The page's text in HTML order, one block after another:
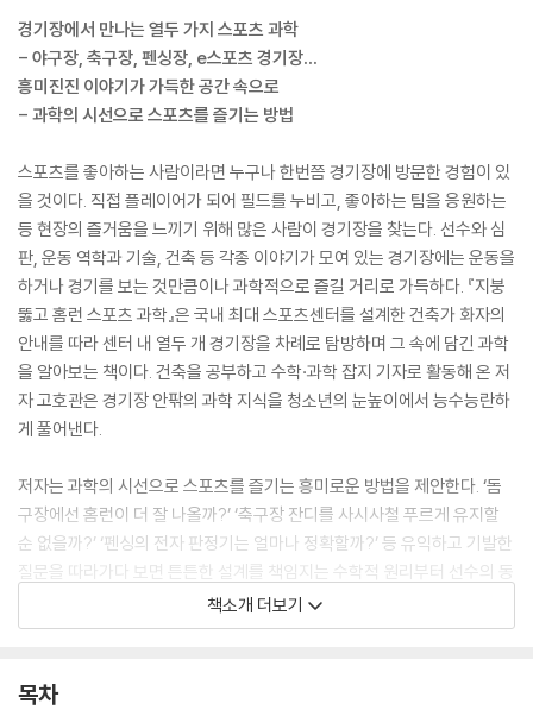
경기장에서 만나는 열두 가지 스포츠 과학
- 야구장, 축구장, 펜싱장, e스포츠 경기장…
흥미진진 이야기가 가득한 공간 속으로
- 과학의 시선으로 스포츠를 즐기는 방법
스포츠를 좋아하는 사람이라면 누구나 한번쯤 경기장에 방문한 경험이 있
을 것이다. 직접 플레이어가 되어 필드를 누비고, 좋아하는 팀을 응원하는
등 현장의 즐거움을 느끼기 위해 많은 사람이 경기장을 찾는다. 선수와 심
판, 운동 역학과 기술, 건축 등 각종 이야기가 모여 있는 경기장에는 운동을
하거나 경기를 보는 것만큼이나 과학적으로 즐길 거리로 가득하다. 『지붕
뚫고 홈런 스포츠 과학』은 국내 최대 스포츠센터를 설계한 건축가 화자의
안내를 따라 센터 내 열두 개 경기장을 차례로 탐방하며 그 속에 담긴 과학
을 알아보는 책이다. 건축을 공부하고 수학·과학 잡지 기자로 활동해 온 저
자 고호관은 경기장 안팎의 과학 지식을 청소년의 눈높이에서 능수능란하
게 풀어낸다.
저자는 과학의 시선으로 스포츠를 즐기는 흥미로운 방법을 제안한다. ‘돔
구장에선 홈런이 더 잘 나올까?’ ‘축구장 잔디를 사시사철 푸르게 유지할
순 없을까?’ ‘펜싱의 전자 판정기는 얼마나 정확할까?’ 등 유익하고 기발한
질문을 따라가다 보면 튼튼한 설계를 책임지는 수학적 원리부터 선수의 동
작과 장비에 담긴 물리학, 스포츠 테크와 AI 등 첨단 기술의 원리까지 자연
스레 익힐 수 있다.
책소개 더보기
목차